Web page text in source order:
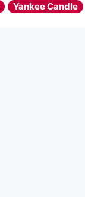
Yankee Candle